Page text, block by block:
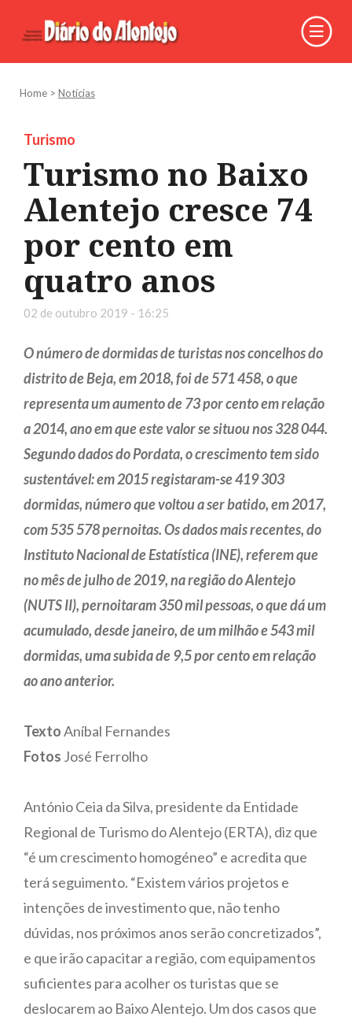
Home > Notícias
Turismo
Turismo no Baixo
Alentejo cresce 74
por cento em
quatro anos
02 de outubro 2019 - 16:25
O número de dormidas de turistas nos concelhos do
distrito de Beja, em 2018, foi de 571 458, o que
representa um aumento de 73 por cento em relação
a 2014, ano em que este valor se situou nos 328 044.
Segundo dados do Pordata, o crescimento tem sido
sustentável: em 2015 registaram-se 419 303
dormidas, número que voltou a ser batido, em 2017,
com 535 578 pernoitas. Os dados mais recentes, do
Instituto Nacional de Estatística (INE), referem que
no mês de julho de 2019, na região do Alentejo
(NUTS II), pernoitaram 350 mil pessoas, o que dá um
acumulado, desde janeiro, de um milhão e 543 mil
dormidas, uma subida de 9,5 por cento em relação
ao ano anterior.
TextoAníbal Fernandes
Fotos José Ferrolho
António Ceia da Silva, presidente da Entidade
Regional de Turismo do Alentejo (ERTA), diz que
“é um crescimento homogéneo” e acredita que
terá seguimento. “Existem vários projetos e
intenções de investimento que, não tenho
dúvidas, nos próximos anos serão concretizados”,
e que irão capacitar a região, com equipamentos
suficientes para acolher os turistas que se
deslocarem ao Baixo Alentejo. Um dos casos que